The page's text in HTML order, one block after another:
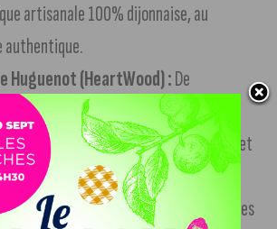
artisanale 100% dijonnaise, au
authentique.
Huguenot (HeartWood) :De
objets décoratifs en bois gravé.
:
Des créations tout en finesse et
en porcelaine blanche et or.
(Clayline) : Des boucles d’oreilles